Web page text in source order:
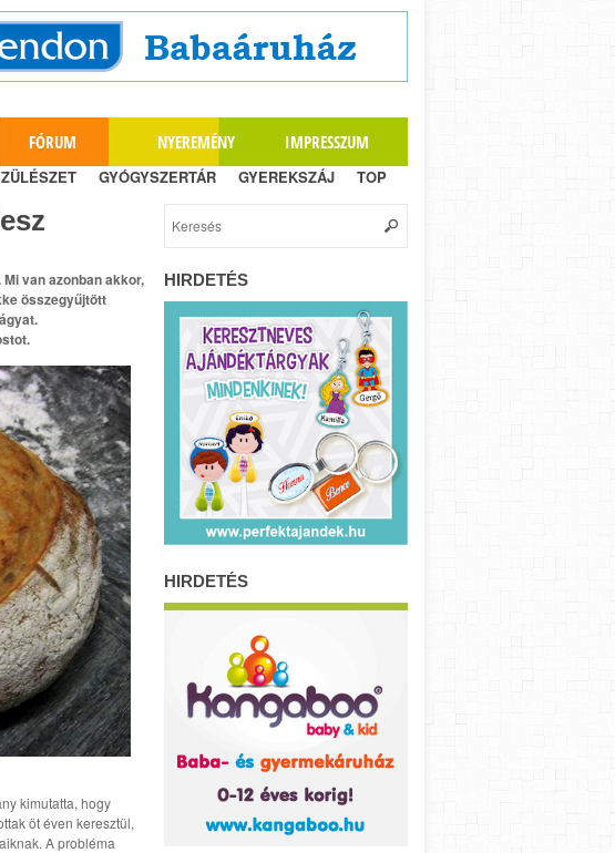
FÓRUM NYEREMÉNY IMPRESSZUM
GYÓGYSZERTÁR GYEREKSZÁJ TOP
van azonban akkor,
összegyűjtött
kimutatta, hogy
öt éven keresztül,
A probléma
HIRDETÉS
HIRDETÉS